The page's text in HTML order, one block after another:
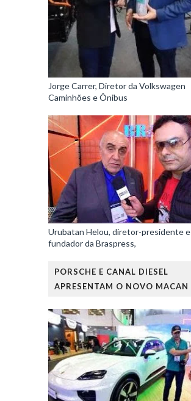
Jorge Carrer, Diretor da Volkswagen
Caminhões e Ônibus
Urubatan Helou, diretor-presidente e
fundador da Braspress,
PORSCHE E CANAL DIESEL
APRESENTAM O NOVO MACAN